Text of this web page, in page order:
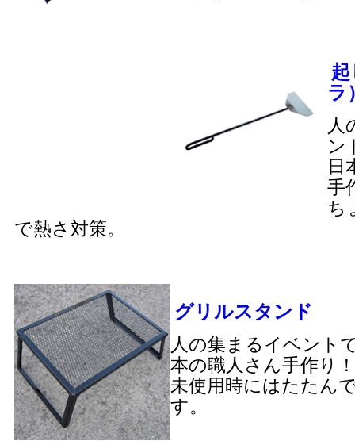
ラ
人
ン
日
手
ち
で熱さ対策。
グリルスタンド
人の集まるイベント
本の職人さん手作り
未使用時にはたたん
す。